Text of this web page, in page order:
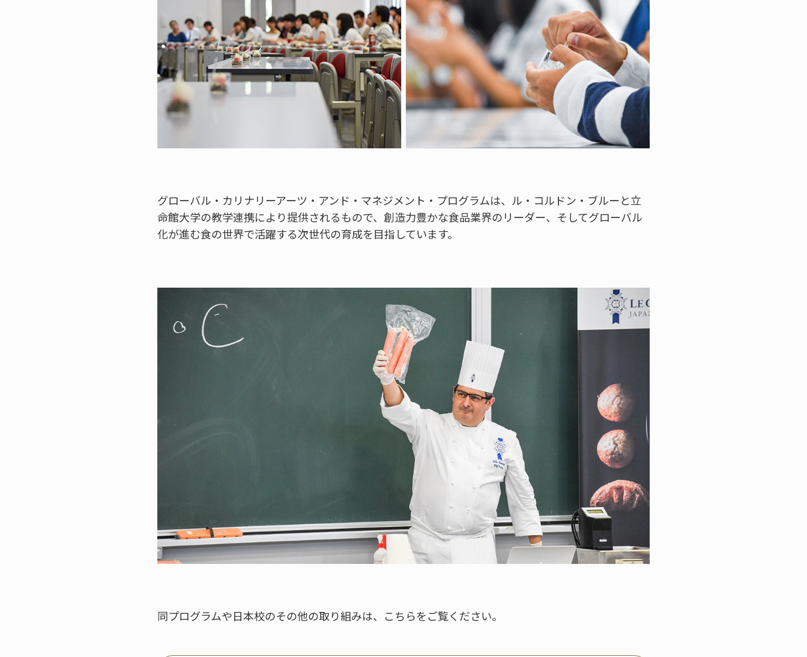
グローバル・カリナリーアーツ・アンド・マネジメント・プログラムは、ル・コルドン・ブルーと立
命館大学の教学連携により提供されるもので、創造力豊かな食品業界のリーダー、そしてグローバル
化が進む食の世界で活躍する次世代の育成を目指しています。
同プログラムや日本校のその他の取り組みは、こちらをご覧ください。